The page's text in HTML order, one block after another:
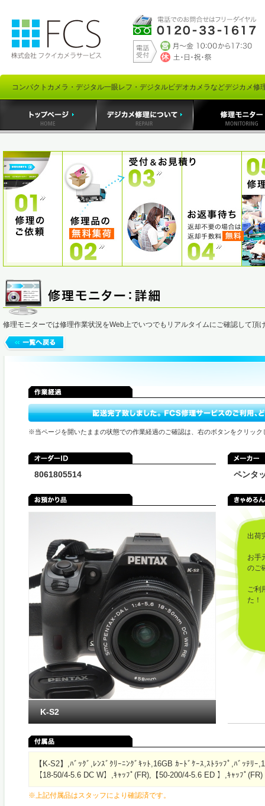
コンパクトカメラ・デジタル一眼レフ・デジタルビデオカメラなどデジカメ修
修理モニターでは修理作業状況をWeb上でいつでもリアルタイムにご確認して頂
※当ページを開いたままの状態での作業経過のご確認は、右のボタンをクリック
8061805514 ペンタ
出荷
お手
のご
ご利
た！
K-S2
【K-S2】,ﾊﾞｯｸﾞ,ﾚﾝｽﾞｸﾘｰﾆﾝｸﾞｷｯﾄ,16GB ｶｰﾄﾞｹｰｽ,ｽﾄﾗｯﾌﾟ,ﾊﾞｯﾃﾘ
【18-50/4-5.6 DC W】,ｷｬｯﾌﾟ(FR),【50-200/4-5.6 ED 】,ｷｬｯﾌﾟ(FR)
※上記付属品はスタッフにより確認済です。